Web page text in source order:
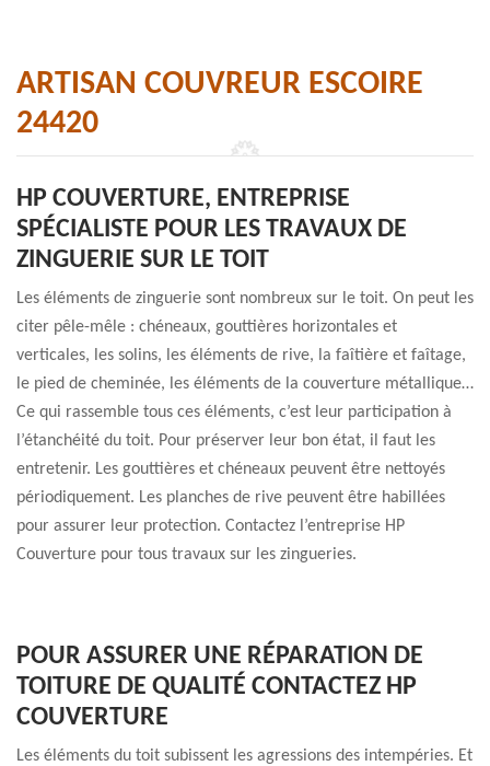
ARTISAN COUVREUR ESCOIRE
24420
HP COUVERTURE, ENTREPRISE
SPÉCIALISTE POUR LES TRAVAUX DE
ZINGUERIE SUR LE TOIT
Les éléments de zinguerie sont nombreux sur le toit. On peut les
citer pêle-mêle : chéneaux, gouttières horizontales et
verticales, les solins, les éléments de rive, la faîtière et faîtage,
le pied de cheminée, les éléments de la couverture métallique…
Ce qui rassemble tous ces éléments, c’est leur participation à
l’étanchéité du toit. Pour préserver leur bon état, il faut les
entretenir. Les gouttières et chéneaux peuvent être nettoyés
périodiquement. Les planches de rive peuvent être habillées
pour assurer leur protection. Contactez l’entreprise HP
Couverture pour tous travaux sur les zingueries.
POUR ASSURER UNE RÉPARATION DE
TOITURE DE QUALITÉ CONTACTEZ HP
COUVERTURE
Les éléments du toit subissent les agressions des intempéries. Et